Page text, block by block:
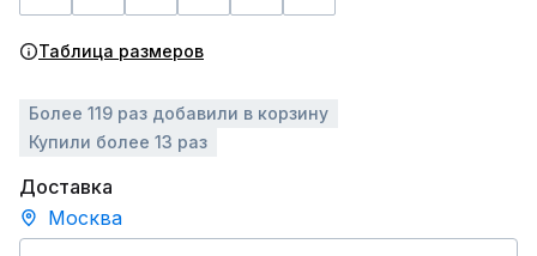
Таблица размеров
Более 119 раз добавили в корзину
Купили более 13 раз
Доставка
Москва